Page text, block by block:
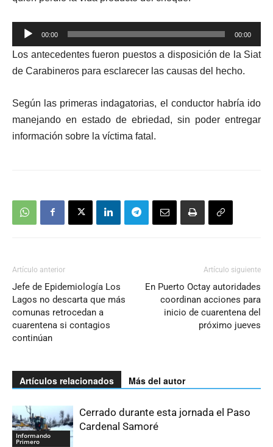
Reproductor
de
audio
00:00 00:00
Los antecedentes fueron puestos a disposición de la Siat
de Carabineros para esclarecer las causas del hecho.
Según las primeras indagatorias, el conductor habría ido
manejando en estado de ebriedad, sin poder entregar
información sobre la víctima fatal.
Artículo anterior
Jefe de Epidemiología Los
Lagos no descarta que más
comunas retrocedan a
cuarentena si contagios
continúan
Artículo siguiente
En Puerto Octay autoridades
coordinan acciones para
inicio de cuarentena del
próximo jueves
Artículos relacionados Más del autor
Informando
Primero
Cerrado durante esta jornada el Paso
Cardenal Samoré